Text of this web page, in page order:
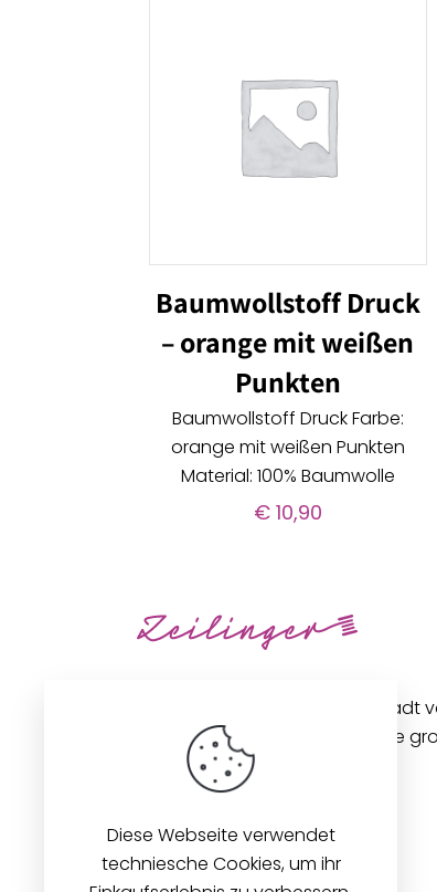
Baumwollstoff Druck
– orange mit weißen
Punkten
Baumwollstoff Druck Farbe:
orange mit weißen Punkten
Material: 100% Baumwolle
€10,90
Unseren Betrieb in der Innenstadt
gibt es seit 1896. Wir bieten eine
Stoffen und Zubehör an.
Diese Webseite verwendet
techniesche Cookies, um ihr